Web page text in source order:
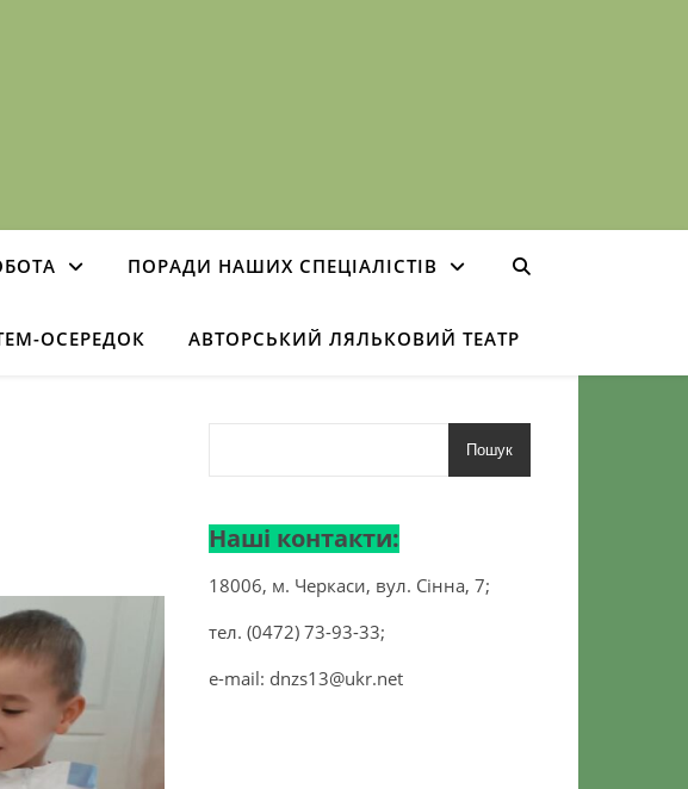
ПОРАДИ НАШИХ СПЕЦІАЛІСТІВ
ОСЕРЕДОК АВТОРСЬКИЙ ЛЯЛЬКОВИЙ ТЕАТР
Пошук
Наші контакти:
18006, м. Черкаси, вул. Сінна, 7;
тел. (0472) 73-93-33;
e-mail: dnzs13@ukr.net